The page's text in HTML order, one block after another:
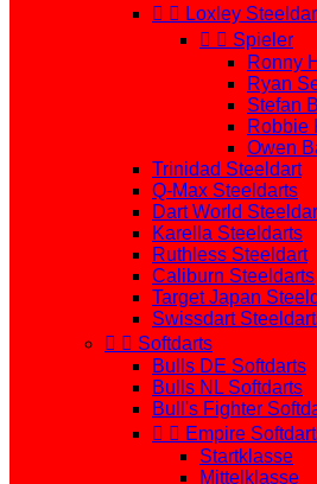
  Loxley
  Spieler
Ronny
Ryan
Stefan
Robbie
Owen
Trinidad Steeldart
Q-Max Steeldarts
Dart World
Karella Steeldarts
Ruthless Steeldart
Caliburn Steeldarts
Target Japan
Swissdart
  Softdarts
Bulls DE Softdarts
Bulls NL Softdarts
Bull's Fighter
  Empire
Startklasse
Mittelklasse